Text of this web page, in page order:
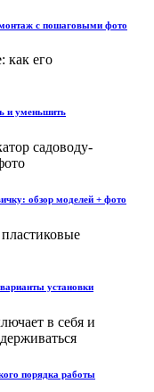
с пошаговыми фото
и уменьшить
обзор моделей + фото
установки
порядка работы